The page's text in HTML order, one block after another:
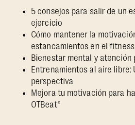
5 consejos para salir de un
ejercicio
Cómo mantener la
estancamientos en el fitness
Bienestar mental y atención
Entrenamientos al aire libre:
perspectiva
Mejora tu motivación para
OTBeat®